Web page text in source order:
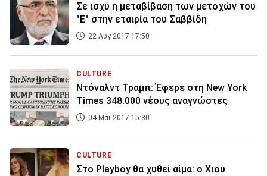
Σε ισχύ η μεταβίβαση των μετοχών του
"Ε" στην εταιρία του Σαββίδη
22 Αυγ 2017 17:50
CULTURE
Ντόναλντ Τραμπ: Έφερε στη Νew York
Times 348.000 νέους αναγνώστες
04 Μάι 2017 15:30
CULTURE
Στο Playboy θα χυθεί αίμα: ο Χιου